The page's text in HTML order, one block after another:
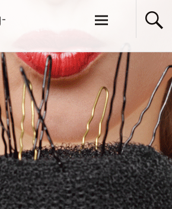
Zum Inhalt
springen